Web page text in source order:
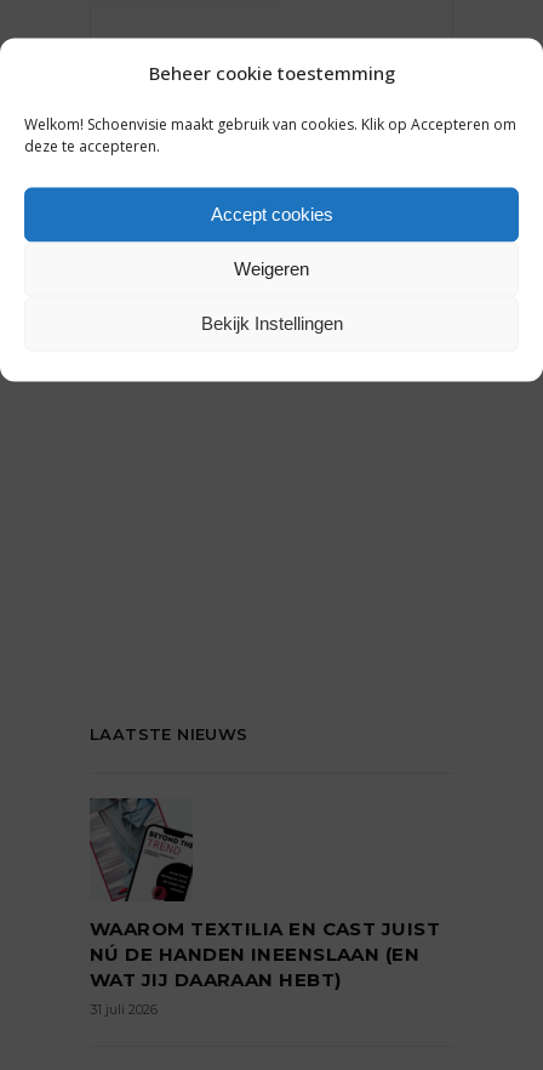
Beheer cookie toestemming
Welkom! Schoenvisie maakt gebruik van cookies. Klik op Accepteren om
deze te accepteren.
Accept cookies
Weigeren
Bekijk Instellingen
INSPIRATIE:
SCHOENENRETAILERS DIE
HEBBEN [DEEL 2]
LAATSTE NIEUWS
WAAROM TEXTILIA EN CAST JUIST
NÚ DE HANDEN INEENSLAAN (EN
WAT JIJ DAARAAN HEBT)
31 juli 2026